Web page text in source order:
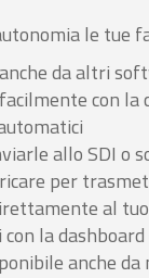
le tue
da altri
con la
allo SDI o
per
al
la
anche